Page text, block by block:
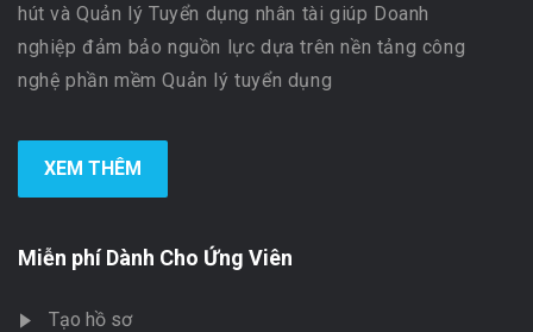
hút và Quản lý Tuyển dụng nhân tài giúp Doanh
nghiệp đảm bảo nguồn lực dựa trên nền tảng công
nghệ phần mềm Quản lý tuyển dụng
XEM THÊM
Miễn phí Dành Cho Ứng Viên
Tạo hồ sơ